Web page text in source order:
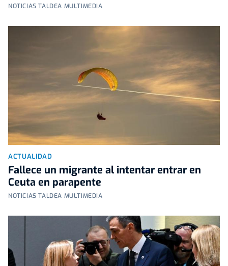
NOTICIAS TALDEA MULTIMEDIA
ACTUALIDAD
Fallece un migrante al intentar entrar en
Ceuta en parapente
NOTICIAS TALDEA MULTIMEDIA